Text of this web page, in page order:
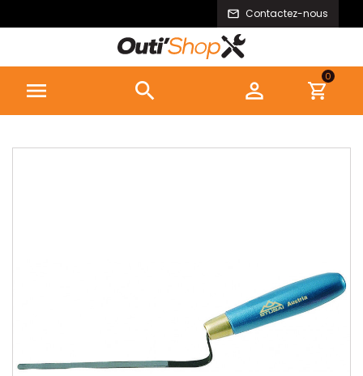
Contactez-nous
  
0